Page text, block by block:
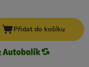
Přidat do košíku